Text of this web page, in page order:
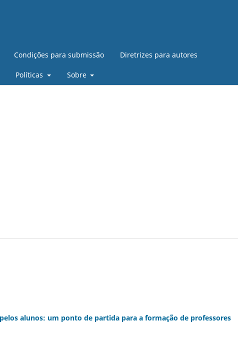
Condições para submissão Diretrizes para autores
Políticas Sobre
alunos: um ponto de partida para a formação de professores